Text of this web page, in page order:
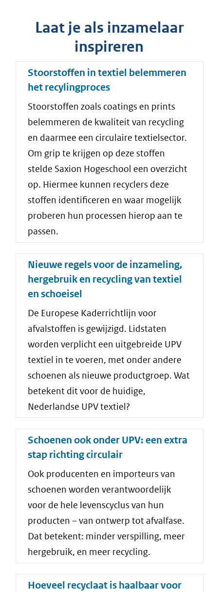
Laat je als inzamelaar
inspireren
Stoorstoffen in textiel belemmeren
het recylingproces
Stoorstoffen zoals coatings en prints
belemmeren de kwaliteit van recycling
en daarmee een circulaire textielsector.
Om grip te krijgen op deze stoffen
stelde Saxion Hogeschool een overzicht
op. Hiermee kunnen recyclers deze
stoffen identificeren en waar mogelijk
proberen hun processen hierop aan te
passen.
Nieuwe regels voor de inzameling,
hergebruik en recycling van textiel
en schoeisel
De Europese Kaderrichtlijn voor
afvalstoffen is gewijzigd. Lidstaten
worden verplicht een uitgebreide UPV
textiel in te voeren, met onder andere
schoenen als nieuwe productgroep. Wat
betekent dit voor de huidige,
Nederlandse UPV textiel?
Schoenen ook onder UPV: een extra
stap richting circulair
Ook producenten en importeurs van
schoenen worden verantwoordelijk
voor de hele levenscyclus van hun
producten – van ontwerp tot afvalfase.
Dat betekent: minder verspilling, meer
hergebruik, en meer recycling.
Hoeveel recyclaat is haalbaar voor